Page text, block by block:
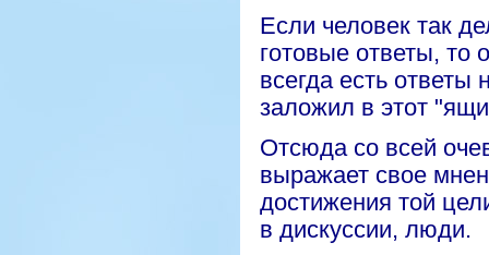
Если человек так
готовые ответы, то
всегда есть
заложил в этот
Отсюда со всей
выражает свое
достижения той
в дискуссии, люди.